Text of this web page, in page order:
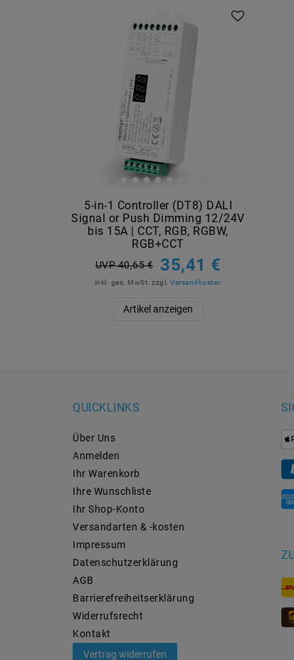
5-in-1 Controller (DT8) DALI
Signal or Push Dimming 12/24V
bis 15A | CCT, RGB, RGBW,
RGB+CCT
UVP 40,65 € 35,41 €
inkl. ges. MwSt. zzgl. Versandkosten
Artikel anzeigen
QUICKLINKS
Über Uns
Anmelden
Ihr Warenkorb
Ihre Wunschliste
Ihr Shop-Konto
Versandarten & -kosten
Impressum
Daten­schutz­erklärung
AGB
Barrierefreiheitserklärung
Widerrufs­recht
Kontakt
Vertrag widerrufen